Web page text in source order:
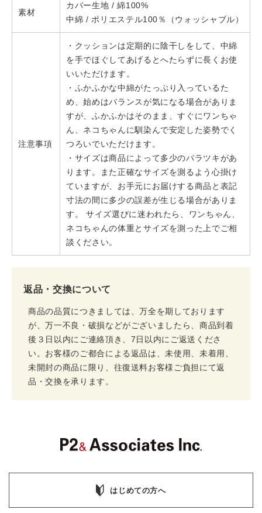
素材
カバー生地 / 綿100%
中綿 / ポリエステル100％（ウォッシャブル）
注意事項
・クッションは定期的に陰干しをして、中綿
を手でほぐしてあげるとへたらずに長くお使
いいただけます。
・ふかふかな中綿がたっぷり入っているた
め、始めはバランスが気になる場合がありま
すが、ふかふかはそのまま、すぐにワンちゃ
ん、ネコちゃんに馴染んで安定した姿勢でく
つろいでいただけます。
・サイズは商品によって多少のバラツキがあ
ります。また正確なサイズを測るよう心掛け
ていますが、お手元にお届けする商品と表記
寸法の間に多少の誤差が生じる場合がありま
す。 サイズ選びに迷われたら、ワンちゃん、
ネコちゃんの体重とサイズを測った上でご相
談ください。
返品・交換について
商品の品質につきましては、万全を期しております
が、万一不良・破損などがございましたら、商品到着
後３日以内にご連絡頂き、7日以内にご返送くださ
い。お客様のご都合による返品は、未使用、未着用、
未開封の商品に限り、往復送料お客様ご負担にて返
品・交換を承ります。
はじめての方へ